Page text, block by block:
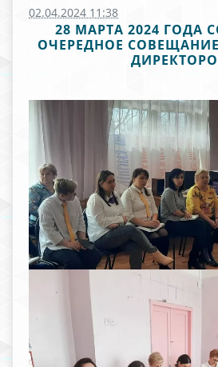
02.04.2024 11:38
28 МАРТА 2024 ГОДА
ОЧЕРЕДНОЕ